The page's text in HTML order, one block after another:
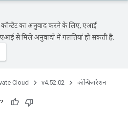
का अनुवाद करने के लिए, एआई
से मिले अनुवादों में गलतियां हो सकती हैं.
Cloud v4.52.02 कॉन्फ़िगरेशन